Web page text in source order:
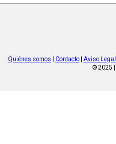
Quiénes somos Contacto
Aviso Legal
© 2025